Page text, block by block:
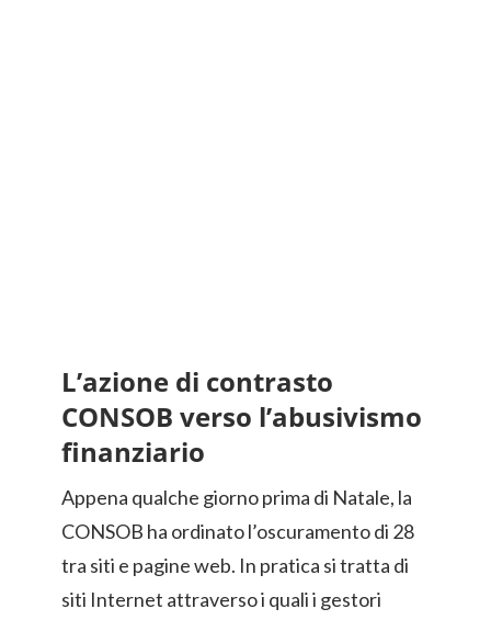
L’azione di contrasto
CONSOB verso l’abusivismo
finanziario
Appena qualche giorno prima di Natale, la
CONSOB ha ordinato l’oscuramento di 28
tra siti e pagine web. In pratica si tratta di
siti Internet attraverso i quali i gestori